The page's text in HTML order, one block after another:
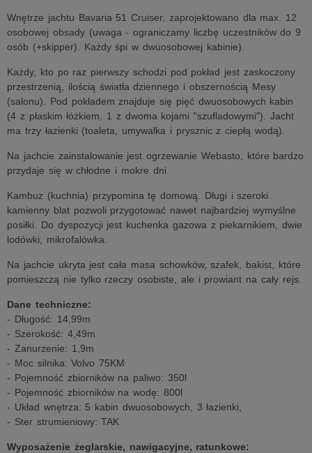
Wnętrze jachtu Bavaria 51 Cruiser, zaprojektowano dla max. 12
osobowej obsady (uwaga - ograniczamy liczbę uczestników do 9
osób (+skipper). Każdy śpi w dwuosobowej kabinie).
Każdy, kto po raz pierwszy schodzi pod pokład jest zaskoczony
przestrzenią, ilością światła dziennego i obszernością Mesy
(salonu). Pod pokładem znajduje się pięć dwuosobowych kabin
(4 z płaskim łóżkiem, 1 z dwoma kojami "szufladowymi"). Jacht
ma trzy łazienki (toaleta, umywalka i prysznic z ciepłą wodą).
Na jachcie zainstalowanie jest ogrzewanie Webasto, które bardzo
przydaje się w chłodne i mokre dni.
Kambuz (kuchnia) przypomina tę domową. Długi i szeroki
kamienny blat pozwoli przygotować nawet najbardziej wymyślne
posiłki. Do dyspozycji jest kuchenka gazowa z piekarnikiem, dwie
lodówki, mikrofalówka.
Na jachcie ukryta jest cała masa schowków, szafek, bakist, które
pomieszczą nie tylko rzeczy osobiste, ale i prowiant na cały rejs.
Dane techniczne:
- Długość: 14,99m
- Szerokość: 4,49m
- Zanurzenie: 1,9m
- Moc silnika: Volvo 75KM
- Pojemność zbiorników na paliwo: 350l
- Pojemność zbiorników na wodę: 800l
- Układ wnętrza: 5 kabin dwuosobowych, 3 łazienki,
- Ster strumieniowy: TAK
Wyposażenie żeglarskie, nawigacyjne, ratunkowe: